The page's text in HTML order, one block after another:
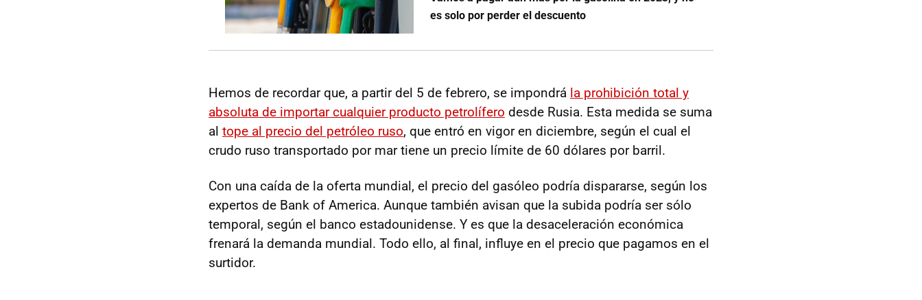
es solo por perder el descuento
Hemos de recordar que, a partir del 5 de febrero, se impondrá la prohibición total y
absoluta de importar cualquier producto petrolífero desde Rusia. Esta medida se suma
al tope al precio del petróleo ruso, que entró en vigor en diciembre, según el cual el
crudo ruso transportado por mar tiene un precio límite de 60 dólares por barril.
Con una caída de la oferta mundial, el precio del gasóleo podría dispararse, según los
expertos de Bank of America. Aunque también avisan que la subida podría ser sólo
temporal, según el banco estadounidense. Y es que la desaceleración económica
frenará la demanda mundial. Todo ello, al final, influye en el precio que pagamos en el
surtidor.